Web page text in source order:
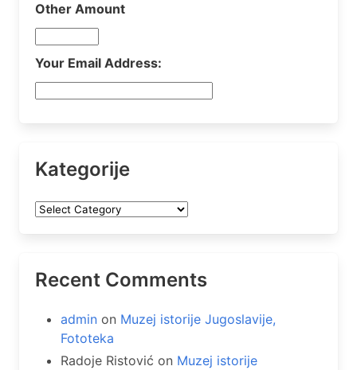
Other Amount
Your Email Address:
Kategorije
Kategorije
Recent Comments
admin on Muzej istorije Jugoslavije,
Fototeka
Radoje Ristović on Muzej istorije